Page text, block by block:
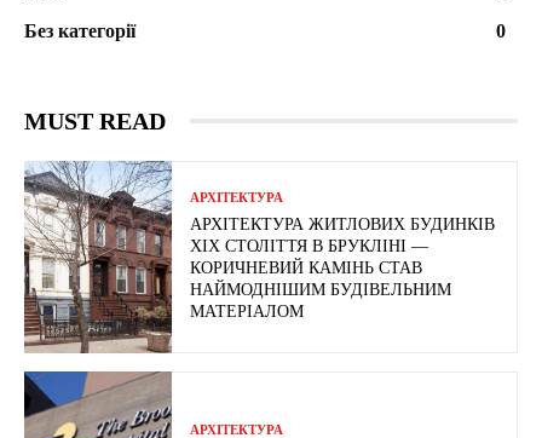
Без категорії
0
MUST READ
АРХІТЕКТУРА
АРХІТЕКТУРА ЖИТЛОВИХ БУДИНКІВ
ХІХ СТОЛІТТЯ В БРУКЛІНІ —
КОРИЧНЕВИЙ КАМІНЬ СТАВ
НАЙМОДНІШИМ БУДІВЕЛЬНИМ
МАТЕРІАЛОМ
АРХІТЕКТУРА